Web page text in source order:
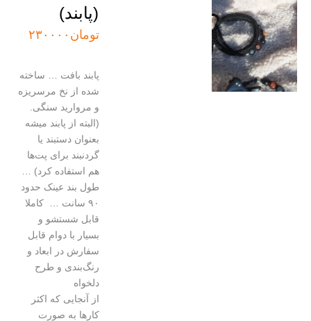
(پابند)
تومان۲۳۰۰۰۰
پابند بافت … ساخته
شده از نخ مرسریزه
و مروارید سنگی.
(البته از پابند میشه
بعنوان دستبند یا
گردنبند برای پت‌ها
هم استفاده کرد) …
طول بند عینک حدود
۹۰ سانت ‌… کاملا
قابل شستشو و
بسیار با دوام قابل
سفارش در ابعاد و
رنگ‌بندی و طرح
دلخواه
از آنجایی که اکثر
کارها به صورت